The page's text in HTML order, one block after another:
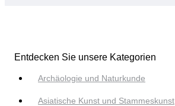
Entdecken Sie unsere Kategorien
Archäologie und Naturkunde
Asiatische Kunst und Stammeskunst